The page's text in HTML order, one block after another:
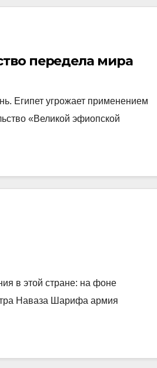
передела мира
Египет угрожает применением
«Великой эфиопской
в этой стране: на фоне
Наваза Шарифа армия